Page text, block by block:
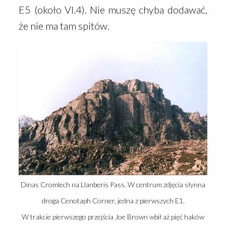
E5 (około VI.4). Nie muszę chyba dodawać,
że nie ma tam spitów.
Dinas Cromlech na Llanberis Pass. W centrum zdjęcia słynna
droga Cenotaph Corner, jedna z pierwszych E1.
W trakcie pierwszego przejścia Joe Brown wbił aż pięć haków